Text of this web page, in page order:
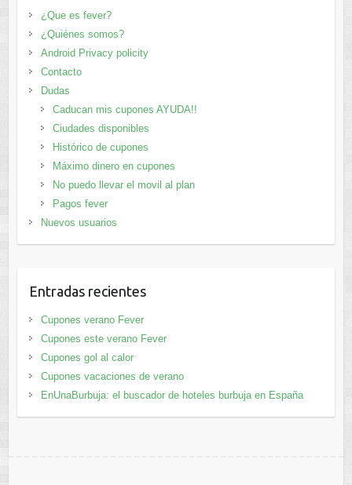
¿Que es fever?
¿Quiénes somos?
Android Privacy policity
Contacto
Dudas
Caducan mis cupones AYUDA!!
Ciudades disponibles
Histórico de cupones
Máximo dinero en cupones
No puedo llevar el movil al plan
Pagos fever
Nuevos usuarios
Entradas recientes
Cupones verano Fever
Cupones este verano Fever
Cupones gol al calor
Cupones vacaciones de verano
EnUnaBurbuja: el buscador de hoteles burbuja en España